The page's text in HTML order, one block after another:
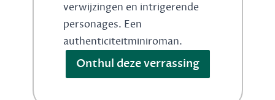
verwijzingen en intrigerende
personages. Een
authenticiteitminiroman.
Onthul deze verrassing